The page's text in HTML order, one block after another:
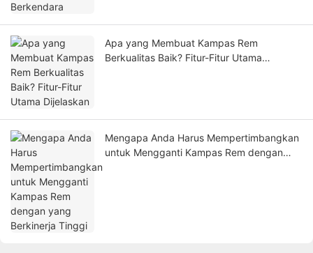
Apa yang Membuat Kampas Rem
Berkualitas Baik? Fitur-Fitur Utama
Mengapa Anda Harus Mempertimbangkan
untuk Mengganti Kampas Rem dengan